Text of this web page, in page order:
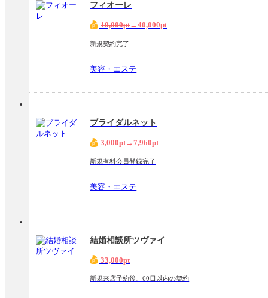
フィオーレ
10,000pt→40,000pt
新規契約完了
美容・エステ
ブライダルネット
3,000pt→7,960pt
新規有料会員登録完了
美容・エステ
結婚相談所ツヴァイ
33,000pt
新規来店予約後、60日以内の契約